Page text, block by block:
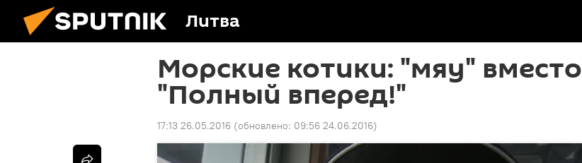
Литва
Морские котики: "мяу" вместо
"Полный вперед!"
17:13 26.05.2016 (обновлено: 09:56 24.06.2016)